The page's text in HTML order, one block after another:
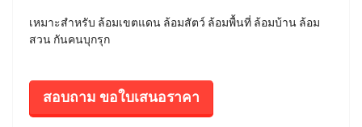
เหมาะสำหรับ ล้อมเขตแดน ล้อมสัตว์ ล้อมพื้นที่ ล้อมบ้าน ล้อม
สวน กันคนบุกรุก
สอบถาม ขอใบเสนอราคา